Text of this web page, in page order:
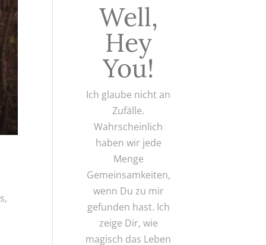
Well,
Hey
You!
Ich glaube nicht an
Zufälle.
Wahrscheinlich
haben wir jede
Menge
Gemeinsamkeiten,
wenn Du zu mir
gefunden hast. Ich
zeige Dir, wie
magisch das Leben